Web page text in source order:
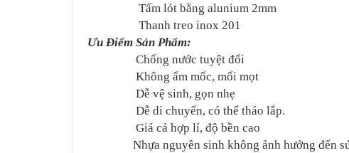
Tấm lót bằng alunium 2mm
Thanh treo inox 201
Ưu Điểm Sản Phẩm:
Chống nước tuyệt đối
Không ẩm mốc, mối mọt
Dễ vệ sinh, gọn nhẹ
Dễ di chuyển, có thể tháo lắp.
Giá cả hợp lí, độ bền cao
Nhựa nguyên sinh không ảnh hưởng đến